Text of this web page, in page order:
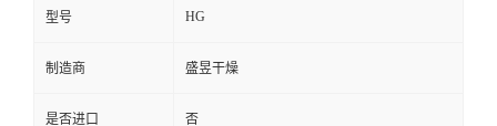
型号 HG
制造商 盛昱干燥
是否进口 否